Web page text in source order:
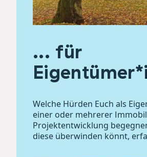
... für
Welche Hürden Euch als
einer oder mehrerer
Projektentwicklung
diese überwinden könnt,